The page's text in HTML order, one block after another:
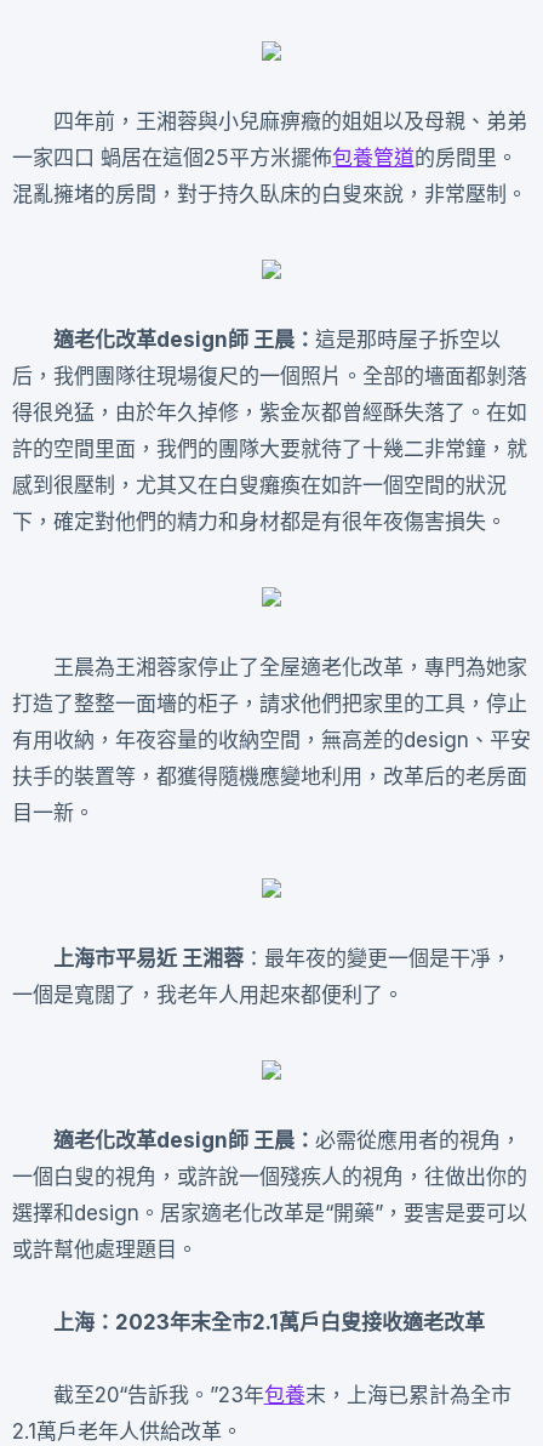
四年前，王湘蓉與小兒麻痹癥的姐姐以及母親、弟弟
一家四口 蝸居在這個25平方米擺佈包養管道的房間里。
混亂擁堵的房間，對于持久臥床的白叟來說，非常壓制。
適老化改革design師 王晨： 這是那時屋子拆空以
后，我們團隊往現場復尺的一個照片。全部的墻面都剝落
得很兇猛，由於年久掉修，紫金灰都曾經酥失落了。在如
許的空間里面，我們的團隊大要就待了十幾二非常鐘，就
感到很壓制，尤其又在白叟癱瘓在如許一個空間的狀況
下，確定對他們的精力和身材都是有很年夜傷害損失。
王晨為王湘蓉家停止了全屋適老化改革，專門為她家
打造了整整一面墻的柜子，請求他們把家里的工具，停止
有用收納，年夜容量的收納空間，無高差的design、平安
扶手的裝置等，都獲得隨機應變地利用，改革后的老房面
目一新。
上海市平易近 王湘蓉：最年夜的變更一個是干凈，
一個是寬闊了，我老年人用起來都便利了。
適老化改革design師 王晨： 必需從應用者的視角，
一個白叟的視角，或許說一個殘疾人的視角，往做出你的
選擇和design。居家適老化改革是“開藥”，要害是要可以
或許幫他處理題目。
上海：2023年末全市2.1萬戶白叟接收適老改革
截至20“告訴我。”23年包養末，上海已累計為全市
2.1萬戶老年人供給改革。